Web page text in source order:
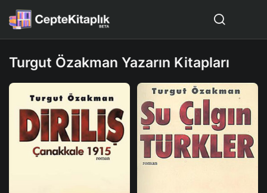
Turgut Özakman Yazarın Kitapları